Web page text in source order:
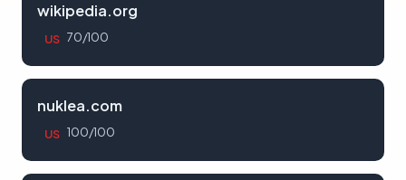
wikipedia.org
US 70/100
nuklea.com
US 100/100